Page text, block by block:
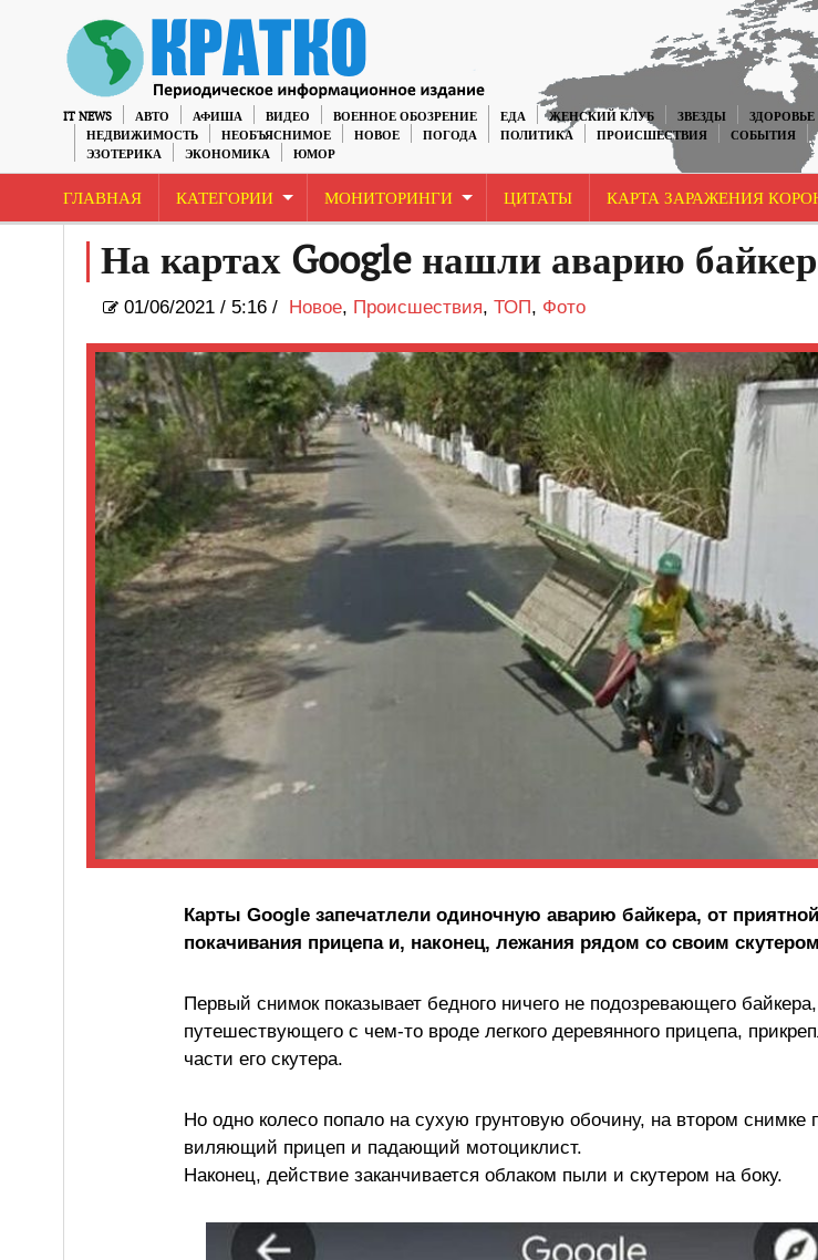
IT NEWS АВТО АФИША ВИДЕО ВОЕННОЕ ОБОЗРЕНИЕ ЕДА ЖЕНСКИЙ КЛУБ ЗВЕЗДЫ ЗДОРОВЬЕ
НЕДВИЖИМОСТЬ
НЕОБЪЯСНИМОЕ НОВОЕ ПОГОДА ПОЛИТИКА ПРОИСШЕСТВИЯ СОБЫТИЯ
ЭЗОТЕРИКА
ЭКОНОМИКА ЮМОР
ГЛАВНАЯ КАТЕГОРИИ МОНИТОРИНГИ ЦИТАТЫ КАРТА ЗАРАЖЕНИЯ
На картах Google нашли аварию
01/06/2021/ 5:16 / Новое, Происшествия, ТОП, Фото
Карты Google запечатлели одиночную аварию байкера, от
покачивания прицепа и, наконец, лежания рядом со своим
Первый снимок показывает бедного ничего не подозревающего байкера,
путешествующего с чем-то вроде легкого деревянного прицепа,
части его скутера.
Но одно колесо попало на сухую грунтовую обочину, на втором снимке
виляющий прицеп и падающий мотоциклист.
Наконец, действие заканчивается облаком пыли и скутером на боку.